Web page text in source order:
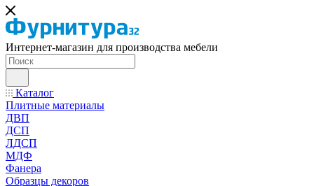
Интернет-магазин для производства мебели
Каталог
Плитные материалы
ДВП
ДСП
ЛДСП
МДФ
Фанера
Образцы декоров